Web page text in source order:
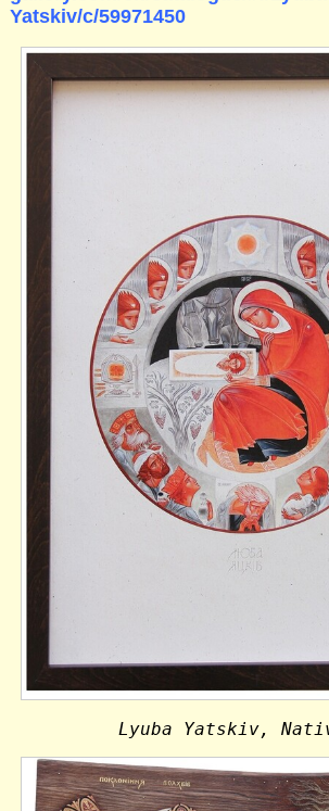
Yatskiv/c/59971450
Lyuba Yatskiv,